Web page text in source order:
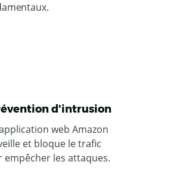
d'intrusion
web Amazon
et bloque le trafic
les attaques.